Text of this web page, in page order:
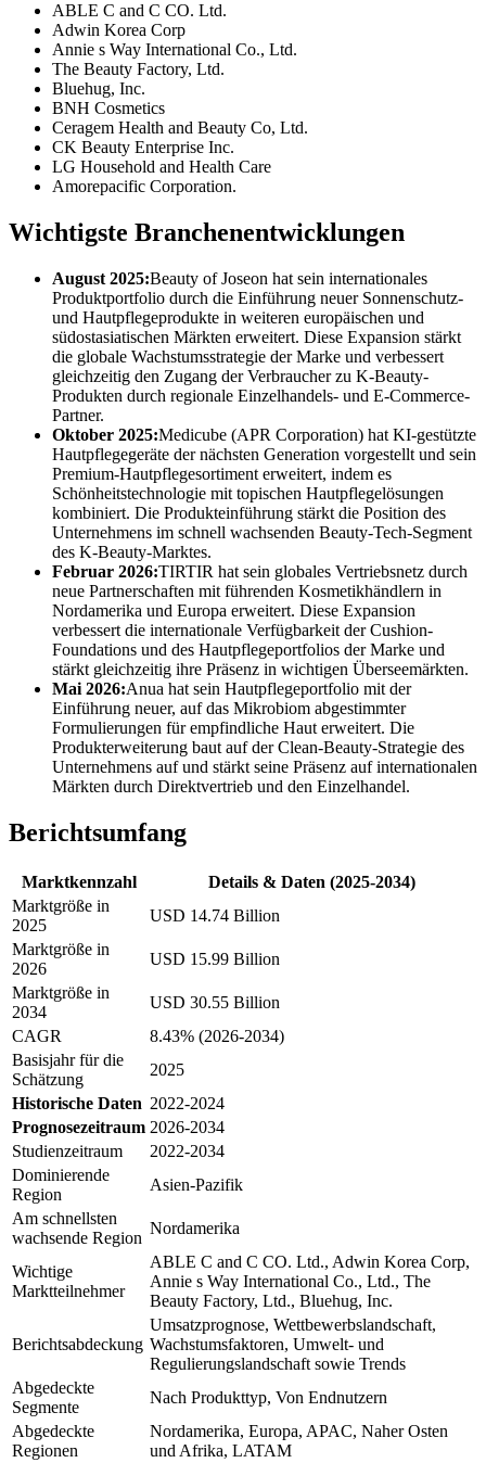
ABLE C and C CO. Ltd.
Adwin Korea Corp
Annie s Way International Co., Ltd.
The Beauty Factory, Ltd.
Bluehug, Inc.
BNH Cosmetics
Ceragem Health and Beauty Co, Ltd.
CK Beauty Enterprise Inc.
LG Household and Health Care
Amorepacific Corporation.
Wichtigste Branchenentwicklungen
August 2025:Beauty of Joseon hat sein internationales
Produktportfolio durch die Einführung neuer Sonnenschutz-
und Hautpflegeprodukte in weiteren europäischen und
südostasiatischen Märkten erweitert. Diese Expansion stärkt
die globale Wachstumsstrategie der Marke und verbessert
gleichzeitig den Zugang der Verbraucher zu K-Beauty-
Produkten durch regionale Einzelhandels- und E-Commerce-
Partner.
Oktober 2025:Medicube (APR Corporation) hat KI-gestützte
Hautpflegegeräte der nächsten Generation vorgestellt und sein
Premium-Hautpflegesortiment erweitert, indem es
Schönheitstechnologie mit topischen Hautpflegelösungen
kombiniert. Die Produkteinführung stärkt die Position des
Unternehmens im schnell wachsenden Beauty-Tech-Segment
des K-Beauty-Marktes.
Februar 2026:TIRTIR hat sein globales Vertriebsnetz durch
neue Partnerschaften mit führenden Kosmetikhändlern in
Nordamerika und Europa erweitert. Diese Expansion
verbessert die internationale Verfügbarkeit der Cushion-
Foundations und des Hautpflegeportfolios der Marke und
stärkt gleichzeitig ihre Präsenz in wichtigen Überseemärkten.
Mai 2026:Anua hat sein Hautpflegeportfolio mit der
Einführung neuer, auf das Mikrobiom abgestimmter
Formulierungen für empfindliche Haut erweitert. Die
Produkterweiterung baut auf der Clean-Beauty-Strategie des
Unternehmens auf und stärkt seine Präsenz auf internationalen
Märkten durch Direktvertrieb und den Einzelhandel.
Berichtsumfang
Marktkennzahl
Details & Daten (2025-2034)
Marktgröße in
2025
USD 14.74 Billion
Marktgröße in
2026
USD 15.99 Billion
Marktgröße in
2034
USD 30.55 Billion
CAGR
8.43% (2026-2034)
Basisjahr für die
Schätzung
2025
Historische Daten 2022-2024
Prognosezeitraum 2026-2034
Studienzeitraum
2022-2034
Dominierende
Region
Asien-Pazifik
Am schnellsten
wachsende Region
Nordamerika
Wichtige
Marktteilnehmer
ABLE C and C CO. Ltd., Adwin Korea Corp,
Annie s Way International Co., Ltd., The
Beauty Factory, Ltd., Bluehug, Inc.
Berichtsabdeckung
Umsatzprognose, Wettbewerbslandschaft,
Wachstumsfaktoren, Umwelt- und
Regulierungslandschaft sowie Trends
Abgedeckte
Segmente
Nach Produkttyp, Von Endnutzern
Abgedeckte
Regionen
Nordamerika, Europa, APAC, Naher Osten
und Afrika, LATAM